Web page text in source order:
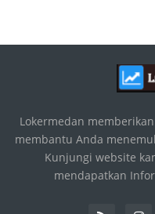
Lokermedan
membantu Anda
Kunjungi website
mendapatkan